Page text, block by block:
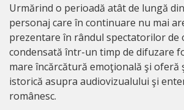
Urmărind o perioadă atât de lungă
personaj care în continuare nu mai
prezentare în rândul spectatorilor de
condensată într-un timp de difuzare
mare încărcătură emoţională şi oferă
istorică asupra audiovizualului şi
românesc.